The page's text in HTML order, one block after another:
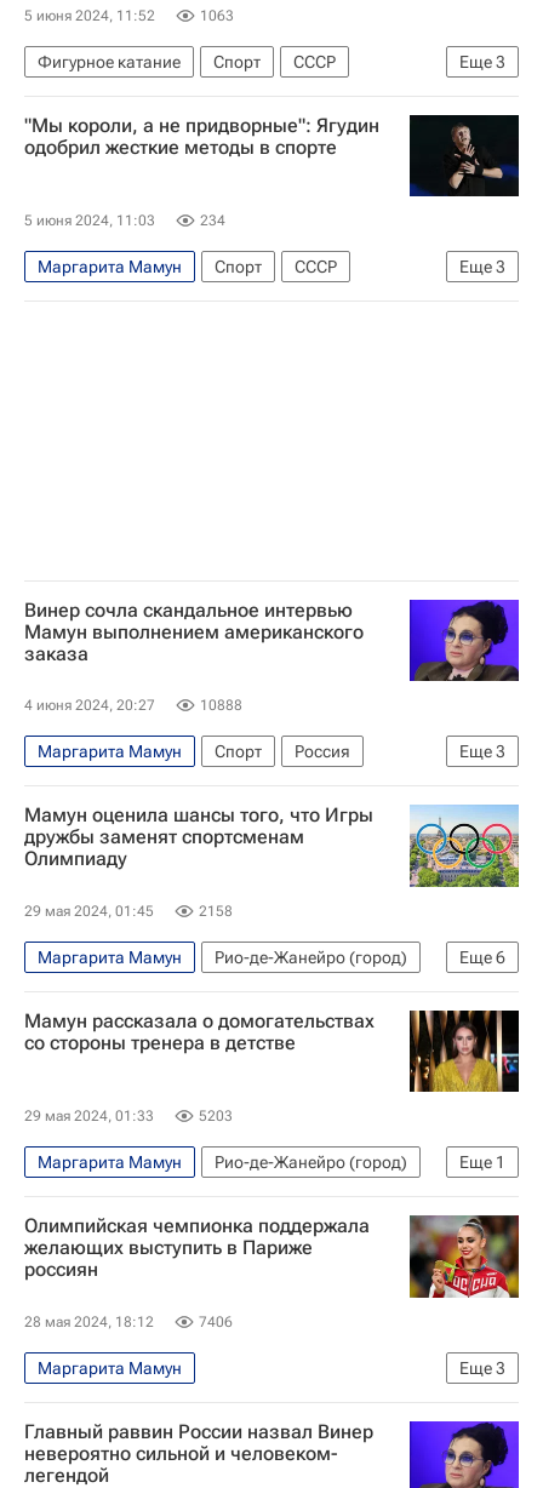
5 июня 2024, 11:52 1063
Еще3
Фигурное катание Спорт
СССР
Татьяна Тарасова
Алексей Ягудин
Ирина Винер
"Мы короли, а не придворные": Ягудин
одобрил жесткие методы в спорте
5 июня 2024, 11:03 234
Еще3
Маргарита Мамун Спорт
СССР
Алексей Ягудин
Татьяна Тарасова
Винер сочла скандальное интервью
Мамун выполнением американского
заказа
4 июня 2024, 20:27 10888
Еще3
Маргарита Мамун Спорт
Россия
Ирина Винер
Художественная гимнастика
Мамун оценила шансы того, что Игры
дружбы заменят спортсменам
Олимпиаду
29 мая 2024, 01:45 2158
Еще6
Маргарита Мамун
Рио-де-Жанейро (город)
Москва
Екатеринбург
Майкл Фелпс
Международный олимпийский комитет (МОК)
Мамун рассказала о домогательствах
со стороны тренера в детстве
29 мая 2024, 01:33 5203
Еще 1
Маргарита Мамун
Рио-де-Жанейро (город)
Спорт
Олимпийская чемпионка поддержала
желающих выступить в Париже
россиян
28 мая 2024, 18:12 7406
Еще3
Маргарита Мамун
Художественная гимнастика
Олимпийские игры
Олимпиада 2024
Главный раввин России назвал Винер
невероятно сильной и человеком-
легендой